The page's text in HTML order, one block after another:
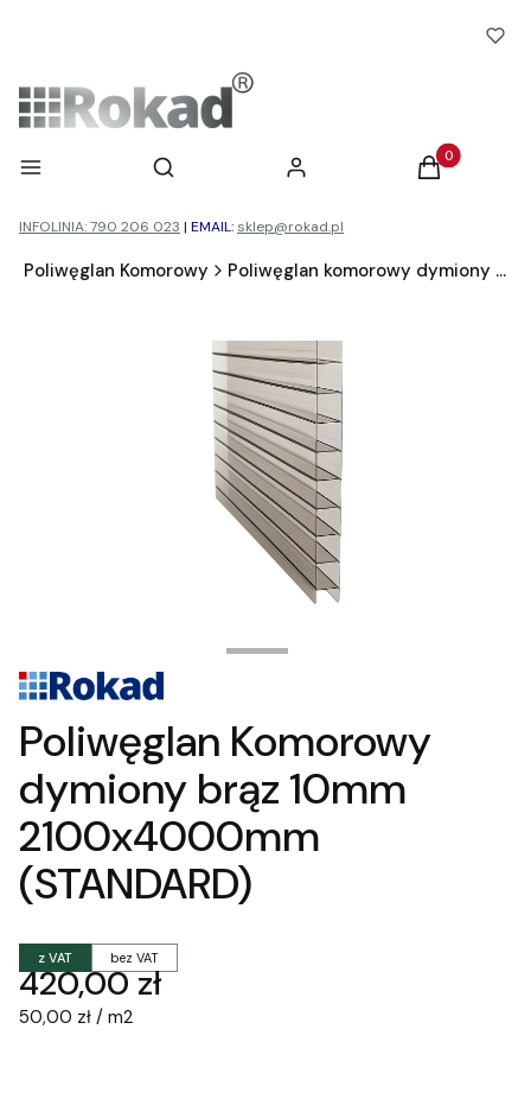
Menu Otwórz wyszukiwarkę
Szukaj Zaloguj się Produkty w
Koszyk
INFOLINIA: 790 206 023 | EMAIL: sklep@rokad.pl
Poliwęglan Komorowy Poliwęglan komorowy dymiony brąz
Poliwęglan Komorowy
dymiony brąz 10mm
2100x4000mm
(STANDARD)
z VAT bez VAT
Cena
420,00 zł
50,00 zł / m2